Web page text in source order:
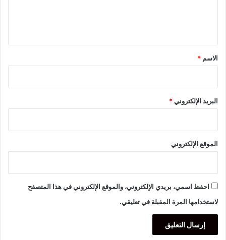
*
الاسم *
البريد الإلكتروني*
الموقع الإلكتروني
احفظ اسمي، بريدي الإلكتروني، والموقع الإلكتروني في هذا المتصفح
لاستخدامها المرة المقبلة في تعليقي.